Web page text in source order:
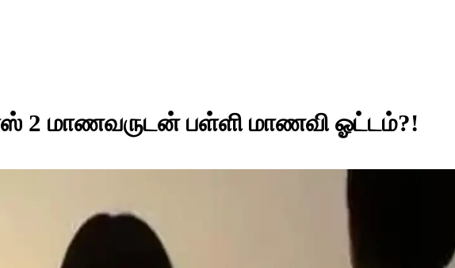
2 மாணவருடன் பள்ளி மாணவி ஓட்டம்?!